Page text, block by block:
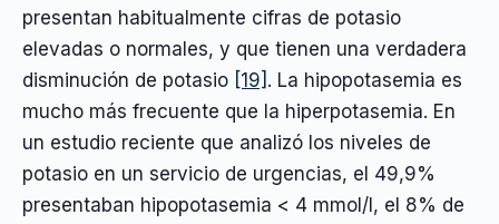
presentan habitualmente cifras de potasio
elevadas o normales, y que tienen una verdadera
disminución de potasio [19] . La hipopotasemia es
mucho más frecuente que la hiperpotasemia. En
un estudio reciente que analizó los niveles de
potasio en un servicio de urgencias, el 49,9%
presentaban hipopotasemia < 4 mmol/l, el 8% de